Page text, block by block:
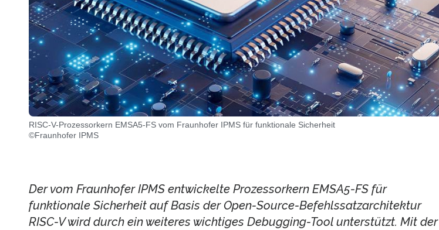
RISC-V-Prozessorkern EMSA5-FS vom Fraunhofer IPMS für funktionale Sicherheit
©Fraunhofer IPMS
Der vom Fraunhofer IPMS entwickelte Prozessorkern EMSA5-FS für
funktionale Sicherheit auf Basis der Open-Source-Befehlssatzarchitektur
RISC-V wird durch ein weiteres wichtiges Debugging-Tool unterstützt. Mit der